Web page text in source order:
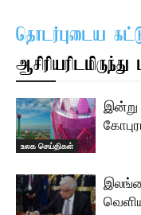
தொடர்புடைய
ஆசிரியரிடமிருந்து
உலக செய்திகள்
இன்று